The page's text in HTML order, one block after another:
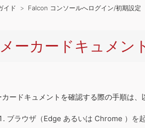
イド Falcon コンソールへログイン/初期設定
メーカードキュメン
カードキュメントを確認する際の手順は、
ブラウザ（Edge あるいは Chrome ）を